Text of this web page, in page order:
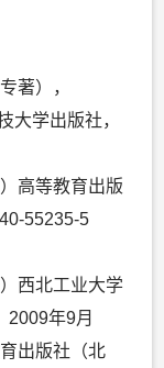
著），
大学出版社，
高等教育出版
55235-5
西北工业大学
2009年9月
出版社（北